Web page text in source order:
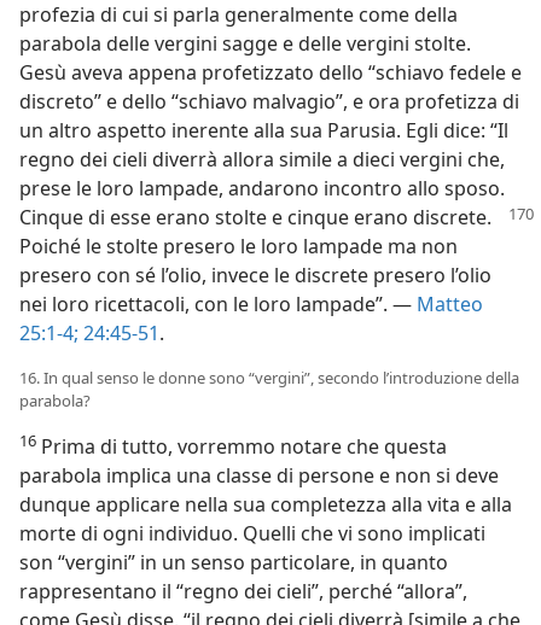
profezia di cui si parla generalmente come della
parabola delle vergini sagge e delle vergini stolte.
Gesù aveva appena profetizzato dello “schiavo fedele e
discreto” e dello “schiavo malvagio”, e ora profetizza di
un altro aspetto inerente alla sua Parusia. Egli dice: “Il
regno dei cieli diverrà allora simile a dieci vergini che,
prese le loro lampade, andarono incontro allo sposo.
Cinque di esse erano stolte e cinque erano discrete.
Poiché le stolte presero le loro lampade ma non
presero con sé l’olio, invece le discrete presero l’olio
nei loro ricettacoli, con le loro lampade”. — Matteo
25:1-4; 24:45-51.
16. In qual senso le donne sono “vergini”, secondo l’introduzione della
parabola?
16 Prima di tutto, vorremmo notare che questa
parabola implica una classe di persone e non si deve
dunque applicare nella sua completezza alla vita e alla
morte di ogni individuo. Quelli che vi sono implicati
son “vergini” in un senso particolare, in quanto
rappresentano il “regno dei cieli”, perché “allora”,